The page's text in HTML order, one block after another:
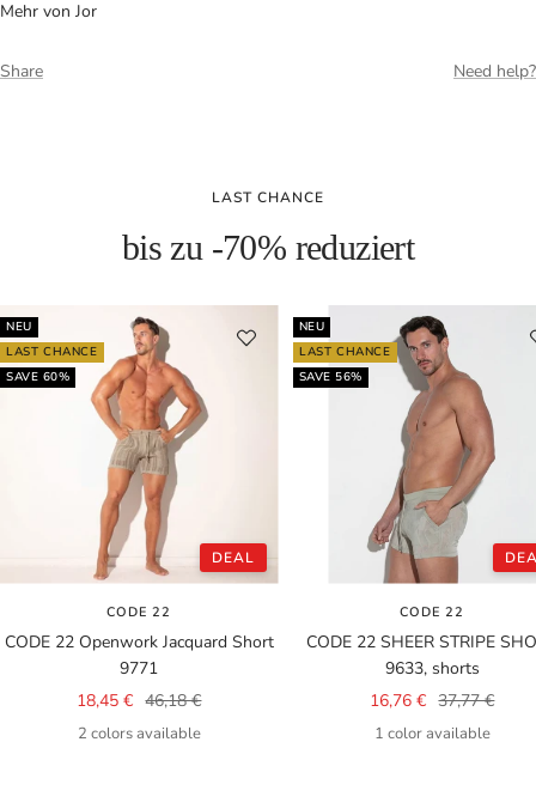
Mehr von Jor
Share Need help?
LAST CHANCE
bis zu -70% reduziert
NEU
LAST CHANCE
SAVE 60%
DEAL
CODE 22
CODE 22 Openwork Jacquard Short
9771
Sale
price
18,45 € Regular
price
46,18 €
2 colors available
NEU
LAST CHANCE
SAVE 56%
CODE 22
CODE 22 SHEER STRIPE
9633, shorts
Sale
price
16,76 € Regular
price
37,77 €
1 color available